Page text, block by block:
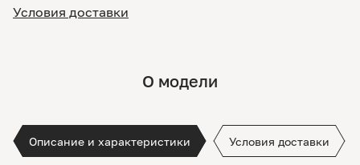
Условия доставки
О модели
Описание и характеристики Условия доставки